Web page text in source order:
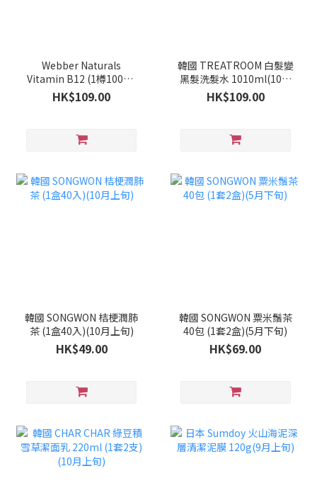
Webber Naturals
Vitamin B12 (1樽100粒)
(10月下旬)
HK$109.00
韓國 TREATROOM 白髮變
黑髮洗髮水 1010ml(10月
上旬)
HK$109.00
韓國 SONGWON 桔梗潤肺
茶 (1盒40入)(10月上旬)
HK$49.00
韓國 SONGWON 粟米鬚茶
40包 (1套2盒)(5月下旬)
HK$69.00